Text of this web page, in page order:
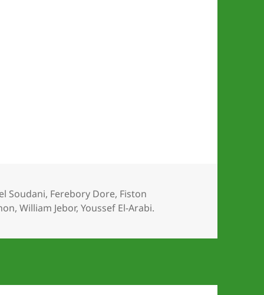
Soudani, Ferebory Dore, Fiston
,William Jebor,Youssef El-Arabi.